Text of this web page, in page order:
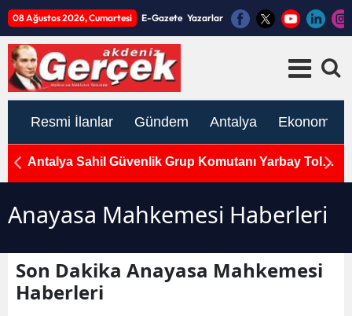
08 Ağustos 2026, Cumartesi E-Gazete Yazarlar
Resmi İlanlar Gündem Antalya Ekonomi
Antalya Sahil Güvenlik Grup Komutanı Yarbay Tolga
Anayasa Mahkemesi Haberleri
Son Dakika Anayasa Mahkemesi
Haberleri